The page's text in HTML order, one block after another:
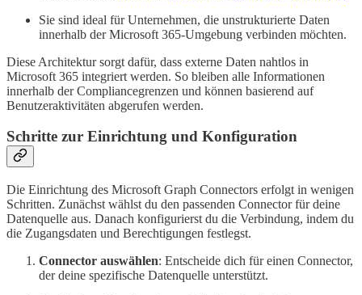
Sie sind ideal für Unternehmen, die unstrukturierte Daten
innerhalb der Microsoft 365-Umgebung verbinden möchten.
Diese Architektur sorgt dafür, dass externe Daten nahtlos in
Microsoft 365 integriert werden. So bleiben alle Informationen
innerhalb der Compliancegrenzen und können basierend auf
Benutzeraktivitäten abgerufen werden.
Schritte zur Einrichtung und Konfiguration
Die Einrichtung des Microsoft Graph Connectors erfolgt in wenigen
Schritten. Zunächst wählst du den passenden Connector für deine
Datenquelle aus. Danach konfigurierst du die Verbindung, indem du
die Zugangsdaten und Berechtigungen festlegst.
Connector auswählen: Entscheide dich für einen Connector,
der deine spezifische Datenquelle unterstützt.